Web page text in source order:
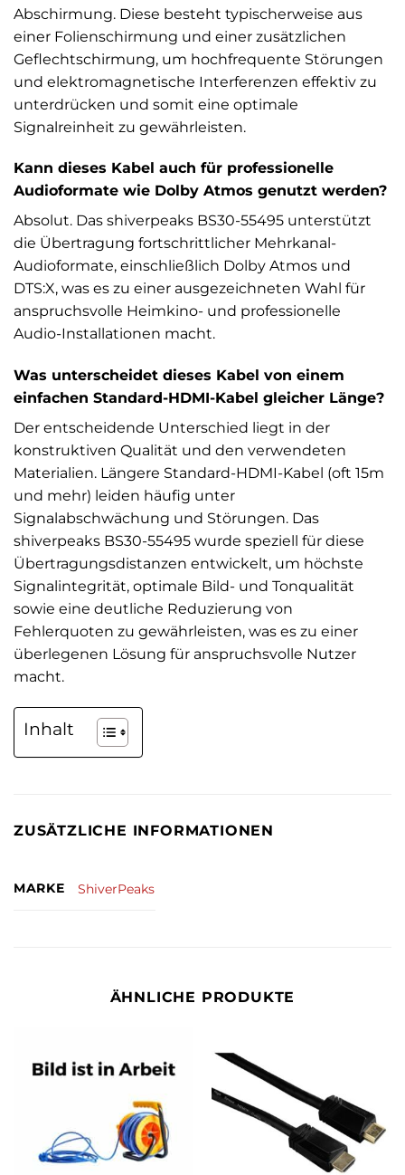
Abschirmung. Diese besteht typischerweise aus
einer Folienschirmung und einer zusätzlichen
Geflechtschirmung, um hochfrequente Störungen
und elektromagnetische Interferenzen effektiv zu
unterdrücken und somit eine optimale
Signalreinheit zu gewährleisten.
Kann dieses Kabel auch für professionelle
Audioformate wie Dolby Atmos genutzt werden?
Absolut. Das shiverpeaks BS30-55495 unterstützt
die Übertragung fortschrittlicher Mehrkanal-
Audioformate, einschließlich Dolby Atmos und
DTS:X, was es zu einer ausgezeichneten Wahl für
anspruchsvolle Heimkino- und professionelle
Audio-Installationen macht.
Was unterscheidet dieses Kabel von einem
einfachen Standard-HDMI-Kabel gleicher Länge?
Der entscheidende Unterschied liegt in der
konstruktiven Qualität und den verwendeten
Materialien. Längere Standard-HDMI-Kabel (oft 15m
und mehr) leiden häufig unter
Signalabschwächung und Störungen. Das
shiverpeaks BS30-55495 wurde speziell für diese
Übertragungsdistanzen entwickelt, um höchste
Signalintegrität, optimale Bild- und Tonqualität
sowie eine deutliche Reduzierung von
Fehlerquoten zu gewährleisten, was es zu einer
überlegenen Lösung für anspruchsvolle Nutzer
macht.
Inhalt
ZUSÄTZLICHE INFORMATIONEN
MARKE ShiverPeaks
ÄHNLICHE PRODUKTE